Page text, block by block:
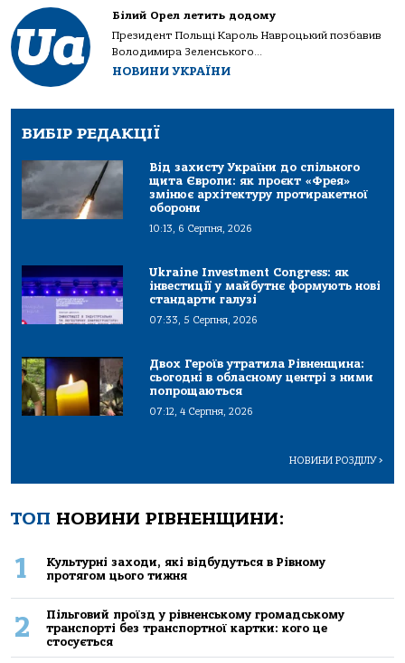
Білий Орел летить додому
Президент Польщі Кароль Навроцький позбавив
Володимира Зеленського...
НОВИНИ УКРАЇНИ
ВИБІР РЕДАКЦІЇ
Від захисту України до спільного
щита Європи: як проєкт «Фрея»
змінює архітектуру протиракетної
оборони
10:13, 6 Серпня, 2026
Ukraine Investment Congress: як
інвестиції у майбутнє формують нові
стандарти галузі
07:33, 5 Серпня, 2026
Двох Героїв утратила Рівненщина:
сьогодні в обласному центрі з ними
попрощаються
07:12, 4 Серпня, 2026
НОВИНИ РОЗДІЛУ>
ТОП НОВИНИ РІВНЕНЩИНИ:
1
Культурні заходи, які відбудуться в Рівному
протягом цього тижня
2
Пільговий проїзд у рівненському громадському
транспорті без транспортної картки: кого це
стосується